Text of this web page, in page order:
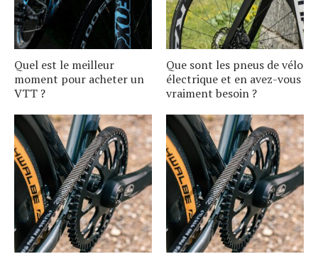
Quel est le meilleur
moment pour acheter un
VTT ?
Que sont les pneus de vélo
électrique et en avez-vous
vraiment besoin ?